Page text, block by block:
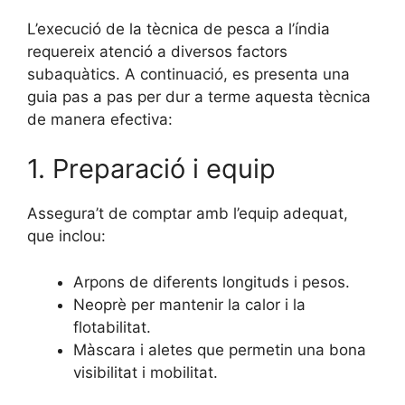
L’execució de la tècnica de pesca a l’índia
requereix atenció a diversos factors
subaquàtics. A continuació, es presenta una
guia pas a pas per dur a terme aquesta tècnica
de manera efectiva:
1. Preparació i equip
Assegura’t de comptar amb l’equip adequat,
que inclou:
Arpons de diferents longituds i pesos.
Neoprè per mantenir la calor i la
flotabilitat.
Màscara i aletes que permetin una bona
visibilitat i mobilitat.